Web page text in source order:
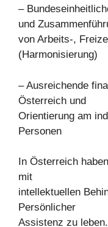
–
und
von Arbeits-,
(Harmonisierung)
– Ausreichende
Österreich und
Orientierung am
Personen
In Österreich
mit
intellektuellen
Persönlicher
Assistenz zu